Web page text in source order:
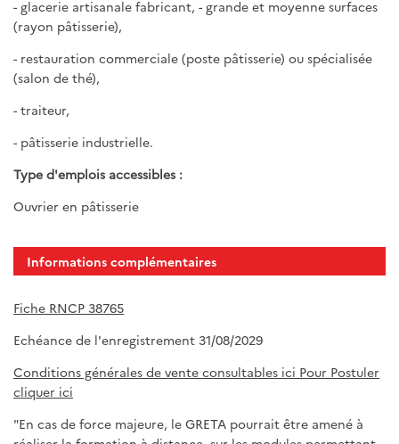
- glacerie artisanale fabricant, - grande et moyenne surfaces
(rayon pâtisserie),
- restauration commerciale (poste pâtisserie) ou spécialisée
(salon de thé),
- traiteur,
- pâtisserie industrielle.
Type d'emplois accessibles :
Ouvrier en pâtisserie
Informations complémentaires
Fiche RNCP 38765
Echéance de l'enregistrement 31/08/2029
Conditions générales de vente consultables ici Pour Postuler
cliquer ici
"En cas de force majeure, le GRETA pourrait être amené à